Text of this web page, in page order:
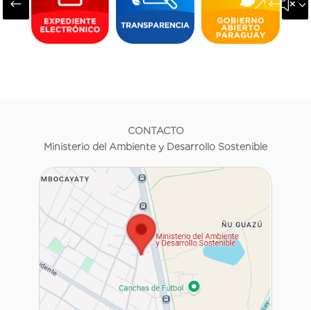
#
CONTACTO
Ministerio del Ambiente y Desarrollo Sostenible